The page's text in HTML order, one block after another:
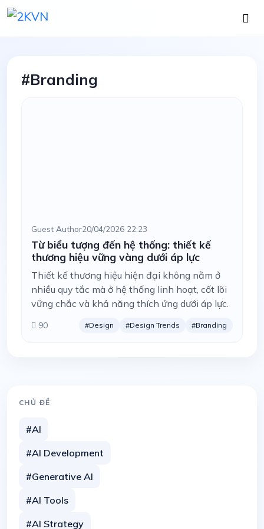
#Branding
Guest Author20/04/2026 22:23
Từ biểu tượng đến hệ thống: thiết kế
thương hiệu vững vàng dưới áp lực
Thiết kế thương hiệu hiện đại không nằm ở
nhiều quy tắc mà ở hệ thống linh hoạt, cốt lõi
vững chắc và khả năng thích ứng dưới áp lực.
90 #Design #Design Trends #Branding
CHỦ ĐỀ
#AI
#AI Development
#Generative AI
#AI Tools
#AI Strategy